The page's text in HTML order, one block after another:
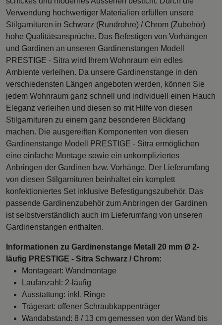
Verwendung hochwertiger Materialien erfüllen unsere
Stilgarnituren in Schwarz (Rundrohre) / Chrom (Zubehör)
hohe Qualitätsansprüche. Das Befestigen von Vorhängen
und Gardinen an unseren Gardinenstangen Modell
PRESTIGE - Sitra wird Ihrem Wohnraum ein edles
Ambiente verleihen. Da unsere Gardinenstange in den
verschiedensten Längen angeboten werden, können Sie
jedem Wohnraum ganz schnell und individuell einen Hauch
Eleganz verleihen und diesen so mit Hilfe von diesen
Stilgarnituren zu einem ganz besonderen Blickfang
machen. Die ausgereiften Komponenten von diesen
Gardinenstange Modell PRESTIGE - Sitra ermöglichen
eine einfache Montage sowie ein unkompliziertes
Anbringen der Gardinen bzw. Vorhänge. Der Lieferumfang
von diesen Stilgarnituren beinhaltet ein komplett
konfektioniertes Set inklusive Befestigungszubehör. Das
passende Gardinenzubehör zum Anbringen der Gardinen
ist selbstverständlich auch im Lieferumfang von unseren
Gardinenstangen enthalten.
Informationen zu Gardinenstange Metall 20 mm Ø 2-
läufig PRESTIGE - Sitra Schwarz / Chrom:
Montageart: Wandmontage
Laufanzahl: 2-läufig
Ausstattung: inkl. Ringe
Trägerart: offener Schraubkappenträger
Wandabstand: 8 / 13 cm gemessen von der Wand bis